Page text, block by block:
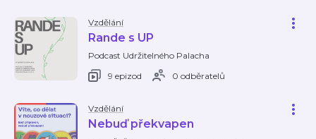
Vzdělání
Rande s UP
Podcast Udržitelného Palacha
9 epizod
0 odběratelů
Vzdělání
Nebuď překvapen